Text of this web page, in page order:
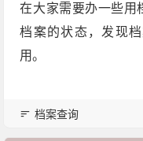
在大家需要办一些用
档案的状态，发现
用。
档案查询